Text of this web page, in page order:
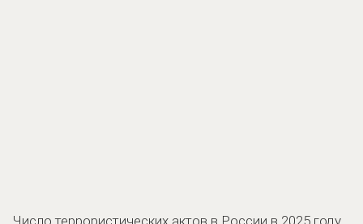
Число террористических актов в России в 2025 году